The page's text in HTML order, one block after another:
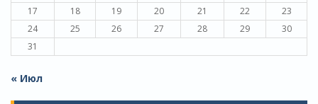
17
18 19 20 21 22
23
24
25 26 27 28 29
30
31
« Июл